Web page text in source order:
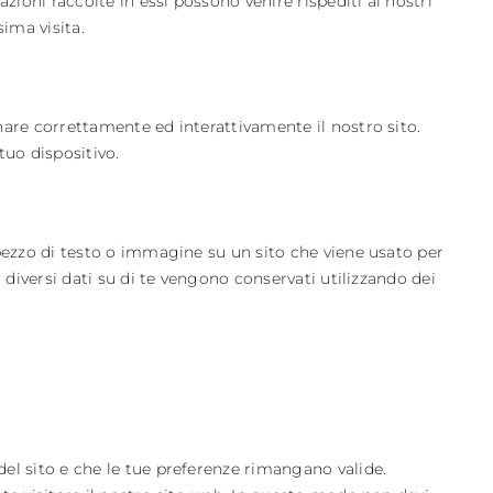
visita.
correttamente ed interattivamente il nostro sito.
dispositivo.
di testo o immagine su un sito che viene usato per
dati su di te vengono conservati utilizzando dei
sito e che le tue preferenze rimangano valide.